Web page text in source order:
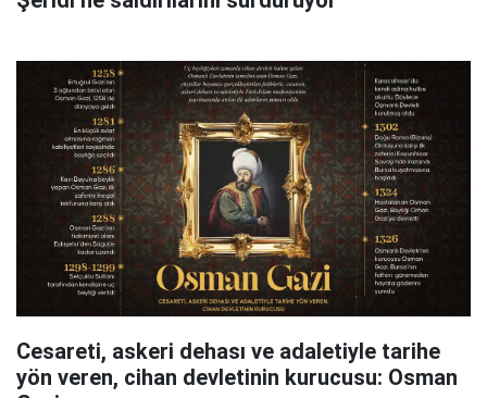
Cesareti, askeri dehası ve adaletiyle tarihe
yön veren, cihan devletinin kurucusu: Osman